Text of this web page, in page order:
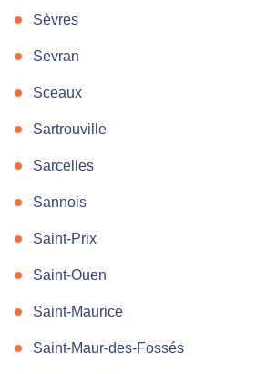
Sèvres
Sevran
Sceaux
Sartrouville
Sarcelles
Sannois
Saint-Prix
Saint-Ouen
Saint-Maurice
Saint-Maur-des-Fossés